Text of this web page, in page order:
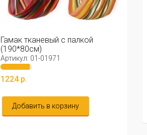
Гамак тканевый с палкой
(190*80см)
Артикул: 01-01971
1224 р.
Добавить в корзину